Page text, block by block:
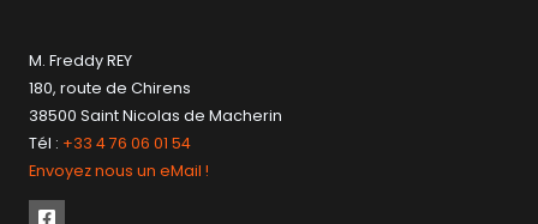
M. Freddy REY
180, route de Chirens
38500 Saint Nicolas de Macherin
Tél : +33 4 76 06 01 54
Envoyez nous un eMail !